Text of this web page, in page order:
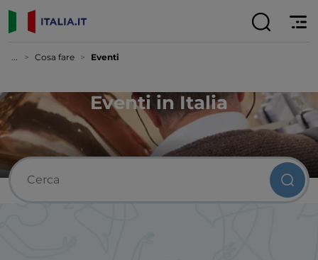
... Cosa fare Eventi
Eventi in Italia